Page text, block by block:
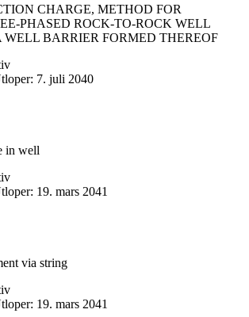
CHARGE, METHOD FOR
PHASED ROCK-TO-ROCK WELL
BARRIER FORMED THEREOF
7. juli 2040
in well
19. mars 2041
via string
19. mars 2041